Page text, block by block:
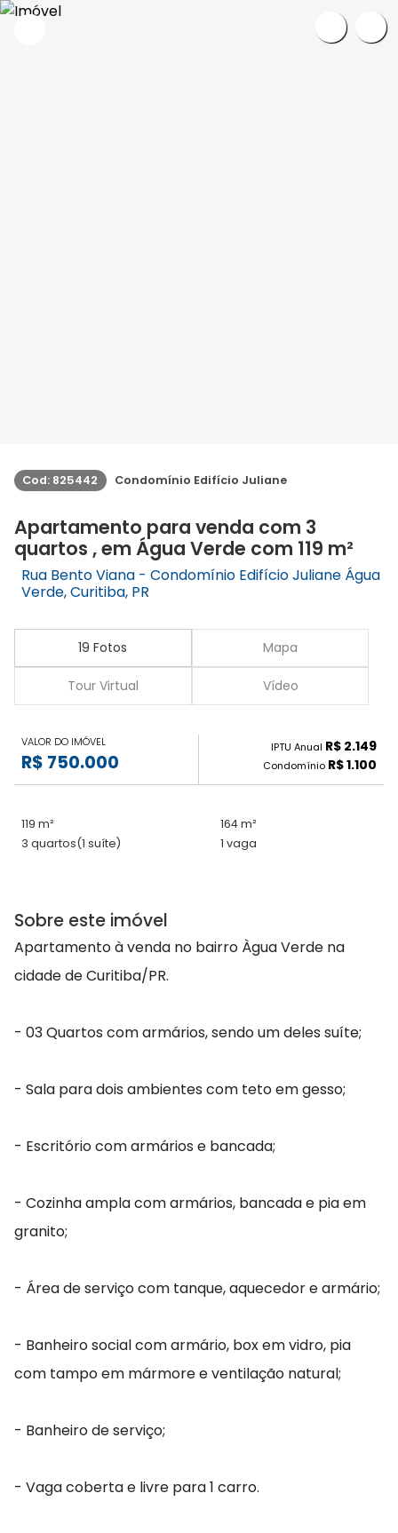
Cod: 825442 Condomínio Edifício Juliane
Apartamento para venda com 3
quartos , em Água Verde com 119 m²
Rua Bento Viana - Condomínio Edifício Juliane Água
Verde, Curitiba, PR
19 Fotos Mapa
Tour Virtual Vídeo
VALOR DO IMÓVEL
R$ 750.000
IPTU Anual R$ 2.149
Condomínio R$ 1.100
119 m²
164 m²
3 quartos(1 suíte) 1 vaga
Sobre este imóvel
Apartamento à venda no bairro Àgua Verde na
cidade de Curitiba/PR.
- 03 Quartos com armários, sendo um deles suíte;
- Sala para dois ambientes com teto em gesso;
- Escritório com armários e bancada;
- Cozinha ampla com armários, bancada e pia em
granito;
- Área de serviço com tanque, aquecedor e armário;
- Banheiro social com armário, box em vidro, pia
com tampo em mármore e ventilação natural;
- Banheiro de serviço;
- Vaga coberta e livre para 1 carro.